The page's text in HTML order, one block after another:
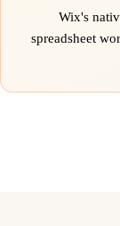
Wix's
spreadsheet